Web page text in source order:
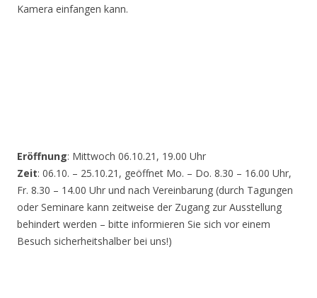
Kamera einfangen kann.
Eröffnung: Mittwoch 06.10.21, 19.00 Uhr
Zeit: 06.10. – 25.10.21, geöffnet Mo. – Do. 8.30 – 16.00 Uhr,
Fr. 8.30 – 14.00 Uhr und nach Vereinbarung (durch Tagungen
oder Seminare kann zeitweise der Zugang zur Ausstellung
behindert werden – bitte informieren Sie sich vor einem
Besuch sicherheitshalber bei uns!)